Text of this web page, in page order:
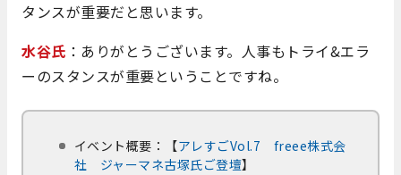
タンスが重要だと思います。
水谷氏 ：ありがとうございます。人事もトライ&エラ
ーのスタンスが重要ということですね。
イベント概要：【アレすごVol.7 freee株式会
社 ジャーマネ古塚氏ご登壇】